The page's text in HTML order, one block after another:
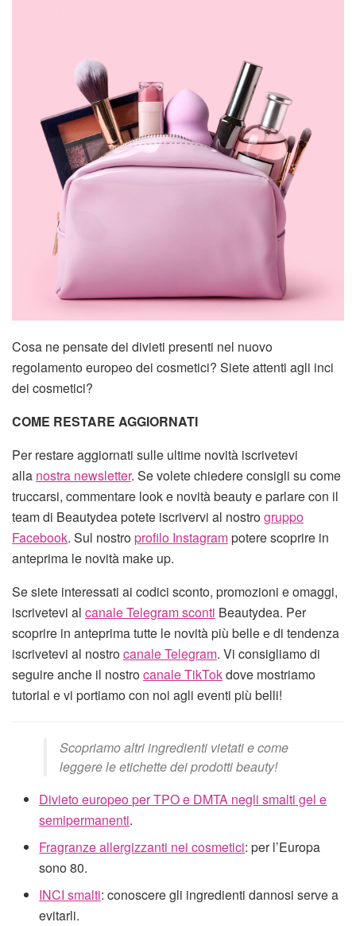
Cosa ne pensate dei divieti presenti nel nuovo
regolamento europeo dei cosmetici? Siete attenti agli inci
dei cosmetici?
COME RESTARE AGGIORNATI
Per restare aggiornati sulle ultime novità iscrivetevi
alla nostra newsletter. Se volete chiedere consigli su come
truccarsi, commentare look e novità beauty e parlare con il
team di Beautydea potete iscrivervi al nostrogruppo
Facebook. Sul nostroprofilo Instagrampotere scoprire in
anteprima le novità make up.
Se siete interessati ai codici sconto, promozioni e omaggi,
iscrivetevi al canale Telegram sconti Beautydea. Per
scoprire in anteprima tutte le novità più belle e di tendenza
iscrivetevi al nostrocanale Telegram. Vi consigliamo di
seguire anche il nostrocanale TikTokdove mostriamo
tutorial e vi portiamo con noi agli eventi più belli!
Scopriamo altri ingredienti vietati e come
leggere le etichette dei prodotti beauty!
Divieto europeo per TPO e DMTA negli smalti gel e
semipermanenti.
Fragranze allergizzanti nei cosmetici: per l’Europa
sono 80.
INCI smalti: conoscere gli ingredienti dannosi serve a
evitarli.